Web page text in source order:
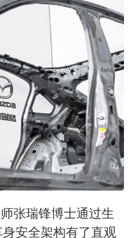
张瑞锋博士通过生
安全架构有了直观